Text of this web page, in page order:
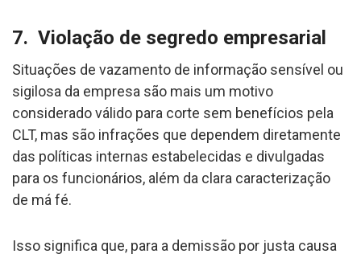
7. Violação de segredo empresarial
Situações de vazamento de informação sensível ou
sigilosa da empresa são mais um motivo
considerado válido para corte sem benefícios pela
CLT, mas são infrações que dependem diretamente
das políticas internas estabelecidas e divulgadas
para os funcionários, além da clara caracterização
de má fé.
Isso significa que, para a demissão por justa causa